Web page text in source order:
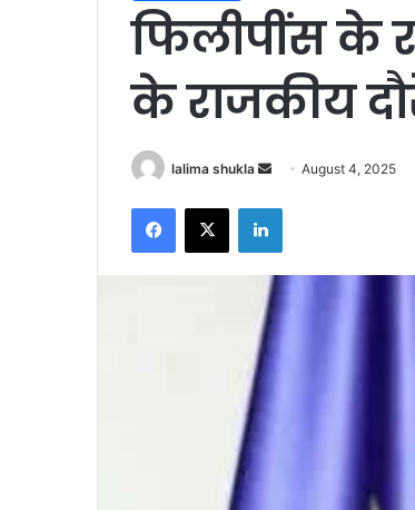
फिलीपींस के
के राजकीय
lalima shukla
Send August 4, 2025
Facebook
X LinkedIn